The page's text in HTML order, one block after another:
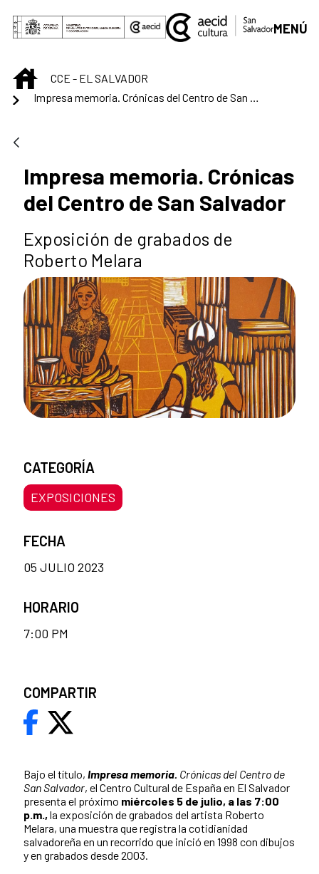
Saltar al contenido principal
MENÚ
INICIOCCE - EL SALVADOR
Impresa memoria. Crónicas
del Centro de San Salvador
Exposición de grabados de
Roberto Melara
Bajo el título, Impresa memoria. Crónicas del Centro de
San Salvador, el Centro Cultural de España en El Salvador
presenta el próximo miércoles 5 de julio, a las 7:00
p.m., la exposición de grabados del artista Roberto
Melara, una muestra que registra la cotidianidad
salvadoreña en un recorrido que inició en 1998 con dibujos
y en grabados desde 2003.
CATEGORÍA
EXPOSICIONES
FECHA
05 JULIO 2023
HORARIO
7:00 PM
COMPARTIR